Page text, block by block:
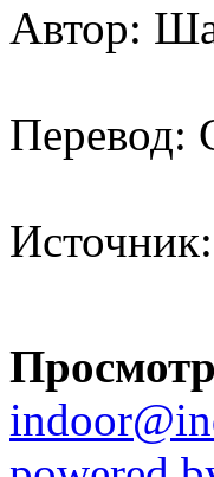
Автор:
Перевод:
Источник: